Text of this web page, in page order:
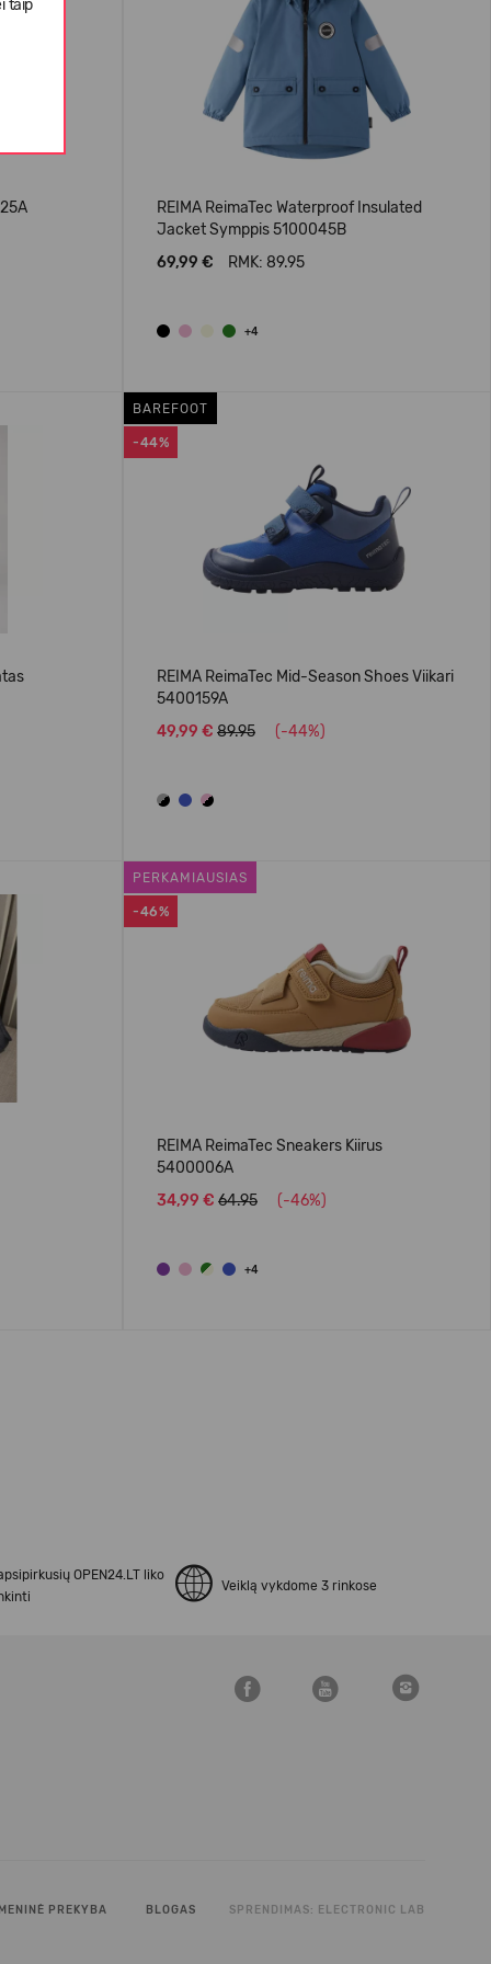
taip
REIMA ReimaTec Waterproof Insulated
Jacket Symppis 5100045B
69,99 €
RMK: 89.95
+4
-44%
BAREFOOT
REIMA ReimaTec Mid-Season Shoes Viikari
5400159A
49,99 € 89.95 (-44%)
-46%
PERKAMIAUSIAS
REIMA ReimaTec Sneakers Kiirus
5400006A
34,99 € 64.95 (-46%)
+4
OPEN24.LT liko
Veiklą vykdome 3 rinkose
PREKYBA BLOGAS SPRENDIMAS: ELECTRONIC LAB